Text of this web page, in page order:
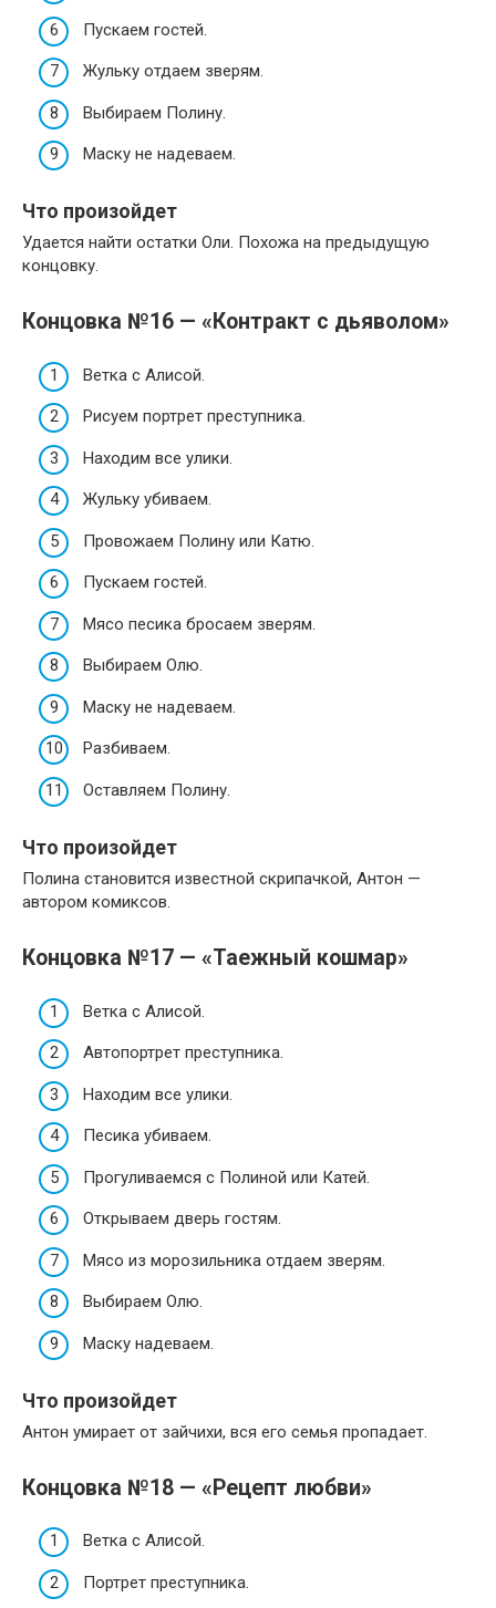
Пускаем гостей.
Жульку отдаем зверям.
Выбираем Полину.
Маску не надеваем.
Что произойдет
Удается найти остатки Оли. Похожа на предыдущую
концовку.
Концовка №16 — «Контракт с дьяволом»
Ветка с Алисой.
Рисуем портрет преступника.
Находим все улики.
Жульку убиваем.
Провожаем Полину или Катю.
Пускаем гостей.
Мясо песика бросаем зверям.
Выбираем Олю.
Маску не надеваем.
Разбиваем.
Оставляем Полину.
Что произойдет
Полина становится известной скрипачкой, Антон —
автором комиксов.
Концовка №17 — «Таежный кошмар»
Ветка с Алисой.
Автопортрет преступника.
Находим все улики.
Песика убиваем.
Прогуливаемся с Полиной или Катей.
Открываем дверь гостям.
Мясо из морозильника отдаем зверям.
Выбираем Олю.
Маску надеваем.
Что произойдет
Антон умирает от зайчихи, вся его семья пропадает.
Концовка №18 — «Рецепт любви»
Ветка с Алисой.
Портрет преступника.